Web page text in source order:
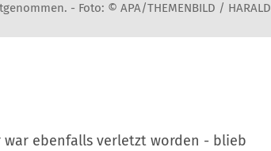
- Foto: © APA/THEMENBILD / HARALD
war ebenfalls verletzt worden - blieb